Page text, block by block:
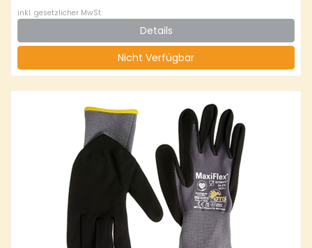
inkl. gesetzlicher MwSt.
Details
Nicht Verfügbar